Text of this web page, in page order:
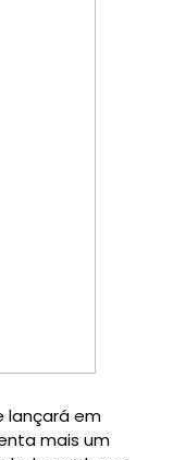
lançará em
mais um